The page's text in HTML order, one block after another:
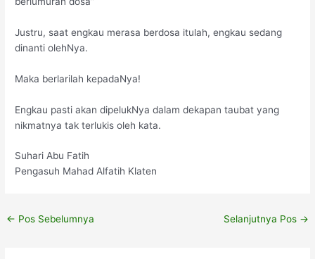
Justru, saat engkau merasa berdosa itulah, engkau sedang
dinanti olehNya.
Maka berlarilah kepadaNya!
Engkau pasti akan dipelukNya dalam dekapan taubat yang
nikmatnya tak terlukis oleh kata.
Suhari Abu Fatih
Pengasuh Mahad Alfatih Klaten
← Pos Sebelumnya Selanjutnya Pos →